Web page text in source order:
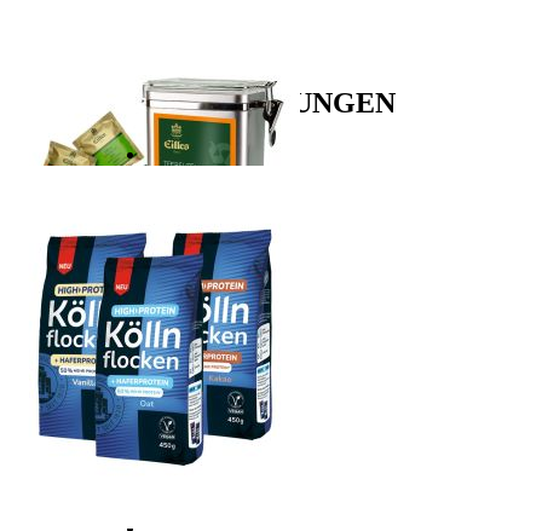
FRUCHT & CO. TEE
Aromadose mit 5 Sorten
EILLES Deluxe Teebeutel mit
fruchtiger Note
Sonderangebot 24,99 € Normal­
EMPFEHLUNGEN